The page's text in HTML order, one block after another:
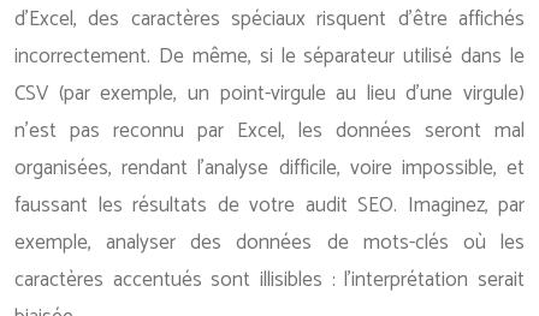
d’Excel, des caractères spéciaux risquent d’être affichés
incorrectement. De même, si le séparateur utilisé dans le
CSV (par exemple, un point-virgule au lieu d’une virgule)
n’est pas reconnu par Excel, les données seront mal
organisées, rendant l’analyse difficile, voire impossible, et
faussant les résultats de votre audit SEO. Imaginez, par
exemple, analyser des données de mots-clés où les
caractères accentués sont illisibles : l’interprétation serait